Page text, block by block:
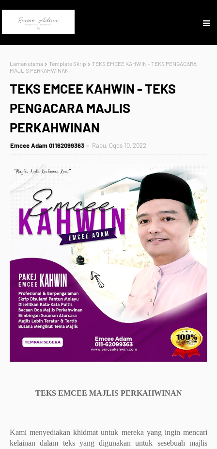
Laman utama Template Skrip
TEKS EMCEE KAHWIN - TEKS PENGACARA
MAJLIS PERKAHWINAN
TEKS EMCEE KAHWIN - TEKS
PENGACARA MAJLIS
PERKAHWINAN
Emcee Adam 01162099363 Rabu, Ogos 10, 2022
TEKS EMCEE MAJLIS PERKAHWINAN
Kami menyediakan khidmat untuk mereka yang ingin mencari
kelainan dalam teks yang digunakan untuk sesebuah majlis